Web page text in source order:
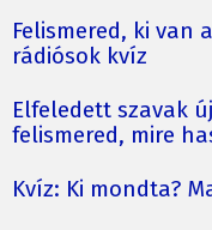
Felismered, ki van
rádiósok kvíz
Elfeledett szavak
felismered, mire
Kvíz: Ki mondta?